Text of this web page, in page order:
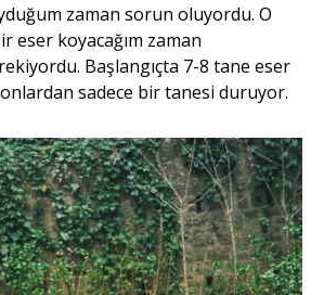
zaman sorun oluyordu. O
eser koyacağım zaman
Başlangıçta 7-8 tane eser
sadece bir tanesi duruyor.